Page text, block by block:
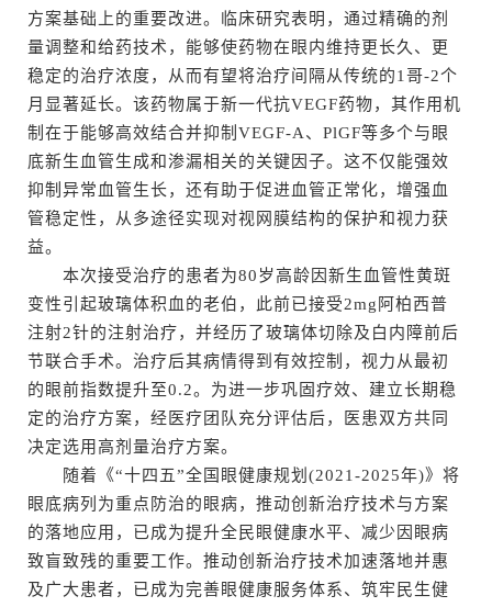
方案基础上的重要改进。临床研究表明，通过精确的剂
量调整和给药技术，能够使药物在眼内维持更长久、更
稳定的治疗浓度，从而有望将治疗间隔从传统的1哥-2个
月显著延长。该药物属于新一代抗VEGF药物，其作用机
制在于能够高效结合并抑制VEGF-A、PlGF等多个与眼
底新生血管生成和渗漏相关的关键因子。这不仅能强效
抑制异常血管生长，还有助于促进血管正常化，增强血
管稳定性，从多途径实现对视网膜结构的保护和视力获
益。
本次接受治疗的患者为80岁高龄因新生血管性黄斑
变性引起玻璃体积血的老伯，此前已接受2mg阿柏西普
注射2针的注射治疗，并经历了玻璃体切除及白内障前后
节联合手术。治疗后其病情得到有效控制，视力从最初
的眼前指数提升至0.2。为进一步巩固疗效、建立长期稳
定的治疗方案，经医疗团队充分评估后，医患双方共同
决定选用高剂量治疗方案。
随着《“十四五”全国眼健康规划(2021-2025年)》将
眼底病列为重点防治的眼病，推动创新治疗技术与方案
的落地应用，已成为提升全民眼健康水平、减少因眼病
致盲致残的重要工作。推动创新治疗技术加速落地并惠
及广大患者，已成为完善眼健康服务体系、筑牢民生健